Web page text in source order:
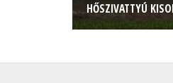
HŐSZIVATTYÚ